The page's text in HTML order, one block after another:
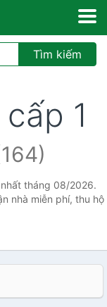
Tìm kiếm
1
tháng 08/2026.
nhà miễn phí, thu hộ